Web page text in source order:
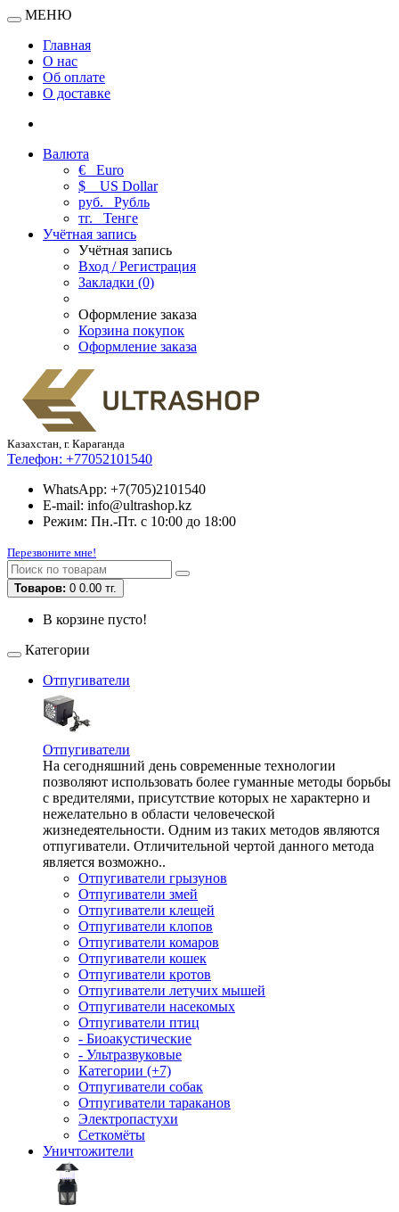
МЕНЮ
Главная
О нас
Об оплате
О доставке
Валюта
€ Euro
$
US Dollar
руб. Рубль
тг. Тенге
Учётная запись
Учётная запись
Вход / Регистрация
Закладки (0)
Оформление заказа
Корзина покупок
Оформление заказа
Казахстан, г. Караганда
Телефон: +77052101540
WhatsApp: +7(705)2101540
E-mail: info@ultrashop.kz
Режим: Пн.-Пт. с 10:00 до 18:00
Перезвоните мне!
Товаров: 0 0.00 тг.
В корзине пусто!
Категории
Отпугиватели
Отпугиватели
На сегодняшний день современные технологии
позволяют использовать более гуманные методы борьбы
с вредителями, присутствие которых не характерно и
нежелательно в области человеческой
жизнедеятельности. Одним из таких методов являются
отпугиватели. Отличительной чертой данного метода
является возможно..
Отпугиватели грызунов
Отпугиватели змей
Отпугиватели клещей
Отпугиватели клопов
Отпугиватели комаров
Отпугиватели кошек
Отпугиватели кротов
Отпугиватели летучих мышей
Отпугиватели насекомых
Отпугиватели птиц
- Биоакустические
- Ультразвуковые
Категории (+7)
Отпугиватели собак
Отпугиватели тараканов
Электропастухи
Сеткомёты
Уничтожители